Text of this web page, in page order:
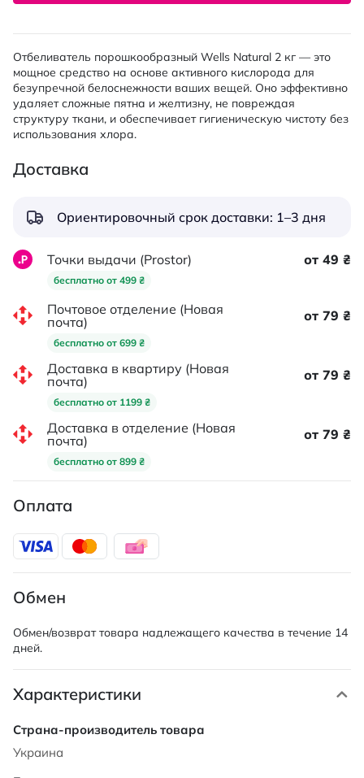
Отбеливатель порошкообразный Wells Natural 2 кг — это
мощное средство на основе активного кислорода для
безупречной белоснежности ваших вещей. Оно эффективно
удаляет сложные пятна и желтизну, не повреждая
структуру ткани, и обеспечивает гигиеническую чистоту без
использования хлора.
Доставка
Ориентировочный срок доставки: 1–3 дня
Точки выдачи (Prostor)
бесплатно от 499 ₴
от 49 ₴
Почтовое отделение (Новая
почта)
бесплатно от 699 ₴
от 79 ₴
Доставка в квартиру (Новая
почта)
бесплатно от 1199 ₴
от 79 ₴
Доставка в отделение (Новая
почта)
бесплатно от 899 ₴
от 79 ₴
Оплата
Обмен
Обмен/возврат товара надлежащего качества в течение 14
дней.
Характеристики
Характеристики
Украина